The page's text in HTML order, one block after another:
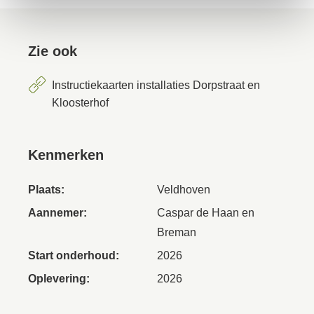
Zie ook
Instructiekaarten installaties Dorpstraat en
Kloosterhof
Kenmerken
Plaats:
Veldhoven
Aannemer:
Caspar de Haan en
Breman
Start onderhoud:
2026
Oplevering:
2026